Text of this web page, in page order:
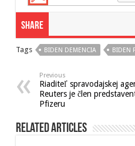
Share
Tags BIDEN DEMENCIA BIDEN
Previous
Riaditeľ spravodajskej
Reuters je člen
Pfizeru
Related Articles